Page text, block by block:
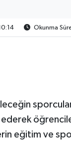
Okunma
eğitim ve